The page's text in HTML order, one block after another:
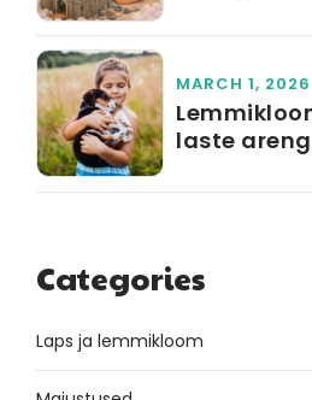
MARCH 1, 2026
laste
Categories
Laps ja lemmikloom